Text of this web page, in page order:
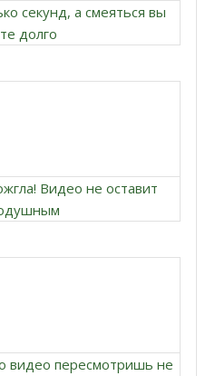
секунд, а смеяться вы
долго
Видео не оставит
видео пересмотришь не